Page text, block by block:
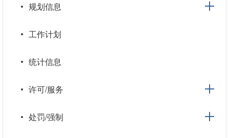
规划信息
工作计划
统计信息
许可/服务
处罚/强制